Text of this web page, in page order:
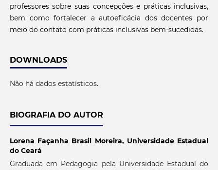
professores sobre suas concepções e práticas inclusivas,
bem como fortalecer a autoeficácia dos docentes por
meio do contato com práticas inclusivas bem-sucedidas.
DOWNLOADS
Não há dados estatísticos.
BIOGRAFIA DO AUTOR
Lorena Façanha Brasil Moreira, Universidade Estadual
do Ceará
Graduada em Pedagogia pela Universidade Estadual do